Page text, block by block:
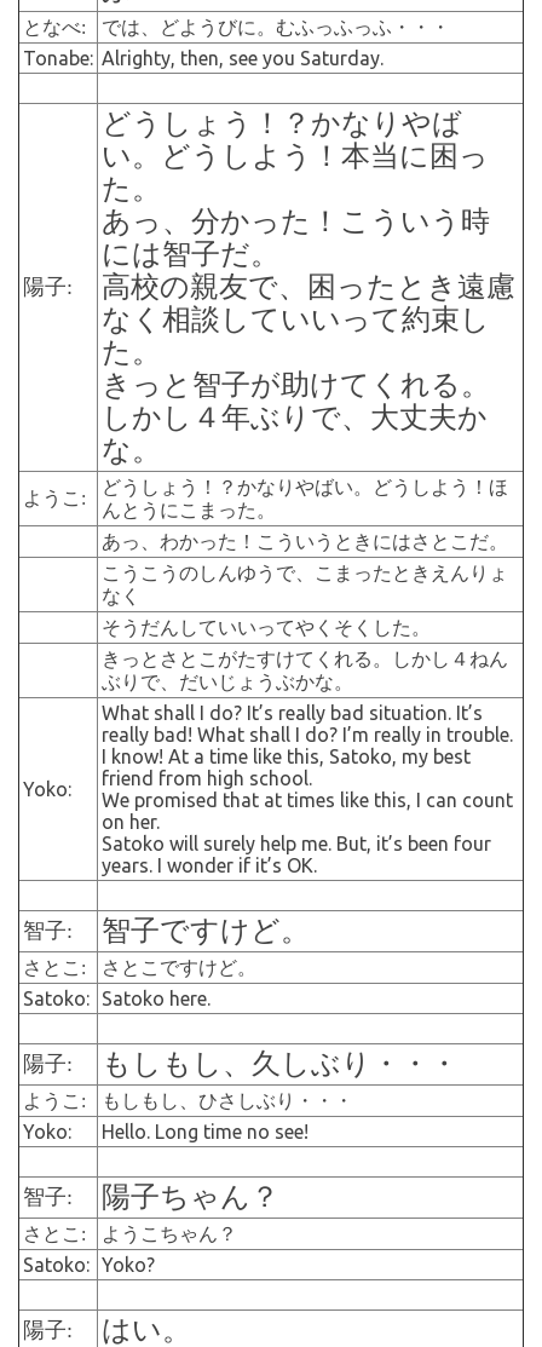
となべ: では、どようびに。むふっふっふ・・・
Tonabe: Alrighty, then, see you Saturday.
陽子:
どうしょう！？かなりやば
い。どうしよう！本当に困っ
た。
あっ、分かった！こういう時
には智子だ。
高校の親友で、困ったとき遠慮
なく相談していいって約束し
た。
きっと智子が助けてくれる。
しかし４年ぶりで、大丈夫か
な。
ようこ:
どうしょう！？かなりやばい。どうしよう！ほ
んとうにこまった。
あっ、わかった！こういうときにはさとこだ。
こうこうのしんゆうで、こまったときえんりょ
なく
そうだんしていいってやくそくした。
きっとさとこがたすけてくれる。しかし４ねん
ぶりで、だいじょうぶかな。
Yoko:
What shall I do? It’s really bad situation. It’s
really bad! What shall I do? I’m really in trouble.
I know! At a time like this, Satoko, my best
friend from high school.
We promised that at times like this, I can count
on her.
Satoko will surely help me. But, it’s been four
years. I wonder if it’s OK.
智子: 智子ですけど。
さとこ: さとこですけど。
Satoko: Satoko here.
陽子: もしもし、久しぶり・・・
ようこ: もしもし、ひさしぶり・・・
Yoko: Hello. Long time no see!
智子: 陽子ちゃん？
さとこ: ようこちゃん？
Satoko: Yoko?
陽子: はい。